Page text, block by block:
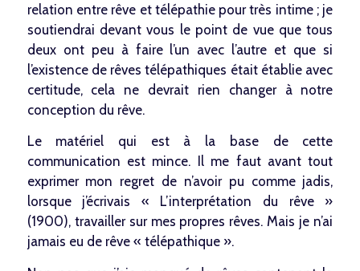
relation entre rêve et télépathie pour très intime ; je
soutiendrai devant vous le point de vue que tous
deux ont peu à faire l’un avec l’autre et que si
l’existence de rêves télépathiques était établie avec
certitude, cela ne devrait rien changer à notre
conception du rêve.
Le matériel qui est à la base de cette
communication est mince. Il me faut avant tout
exprimer mon regret de n’avoir pu comme jadis,
lorsque j’écrivais « L’interprétation du rêve »
(1900), travailler sur mes propres rêves. Mais je n’ai
jamais eu de rêve « télépathique ».